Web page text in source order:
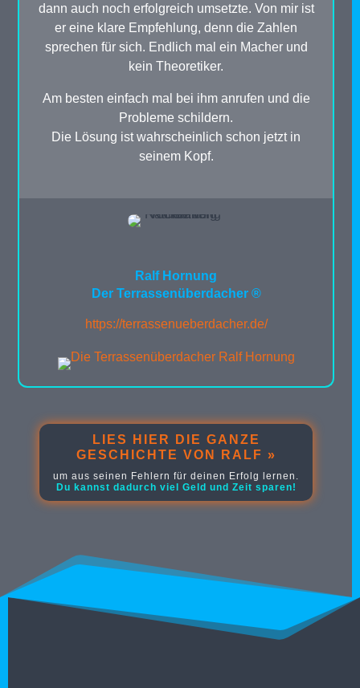
dann auch noch erfolgreich umsetzte. Von mir ist
er eine klare Empfehlung, denn die Zahlen
sprechen für sich. Endlich mal ein Macher und
kein Theoretiker.
Am besten einfach mal bei ihm anrufen und die
Probleme schildern.
Die Lösung ist wahrscheinlich schon jetzt in
seinem Kopf.
Ralf Hornung
Der Terrassenüberdacher ®
https://terrassenueberdacher.de/
LIES HIER DIE GANZE
GESCHICHTE VON RALF »
um aus seinen Fehlern für deinen Erfolg lernen.
Du kannst dadurch viel Geld und Zeit sparen!